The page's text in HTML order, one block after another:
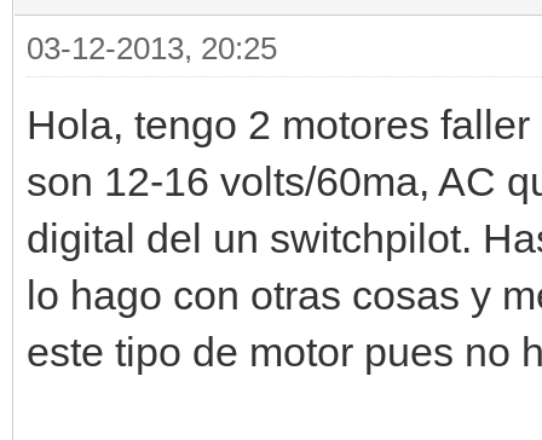
03-12-2013, 20:25
Hola, tengo 2 motores
son 12-16 volts/60ma, AC
digital del un switchpilot.
lo hago con otras cosas y
este tipo de motor pues no